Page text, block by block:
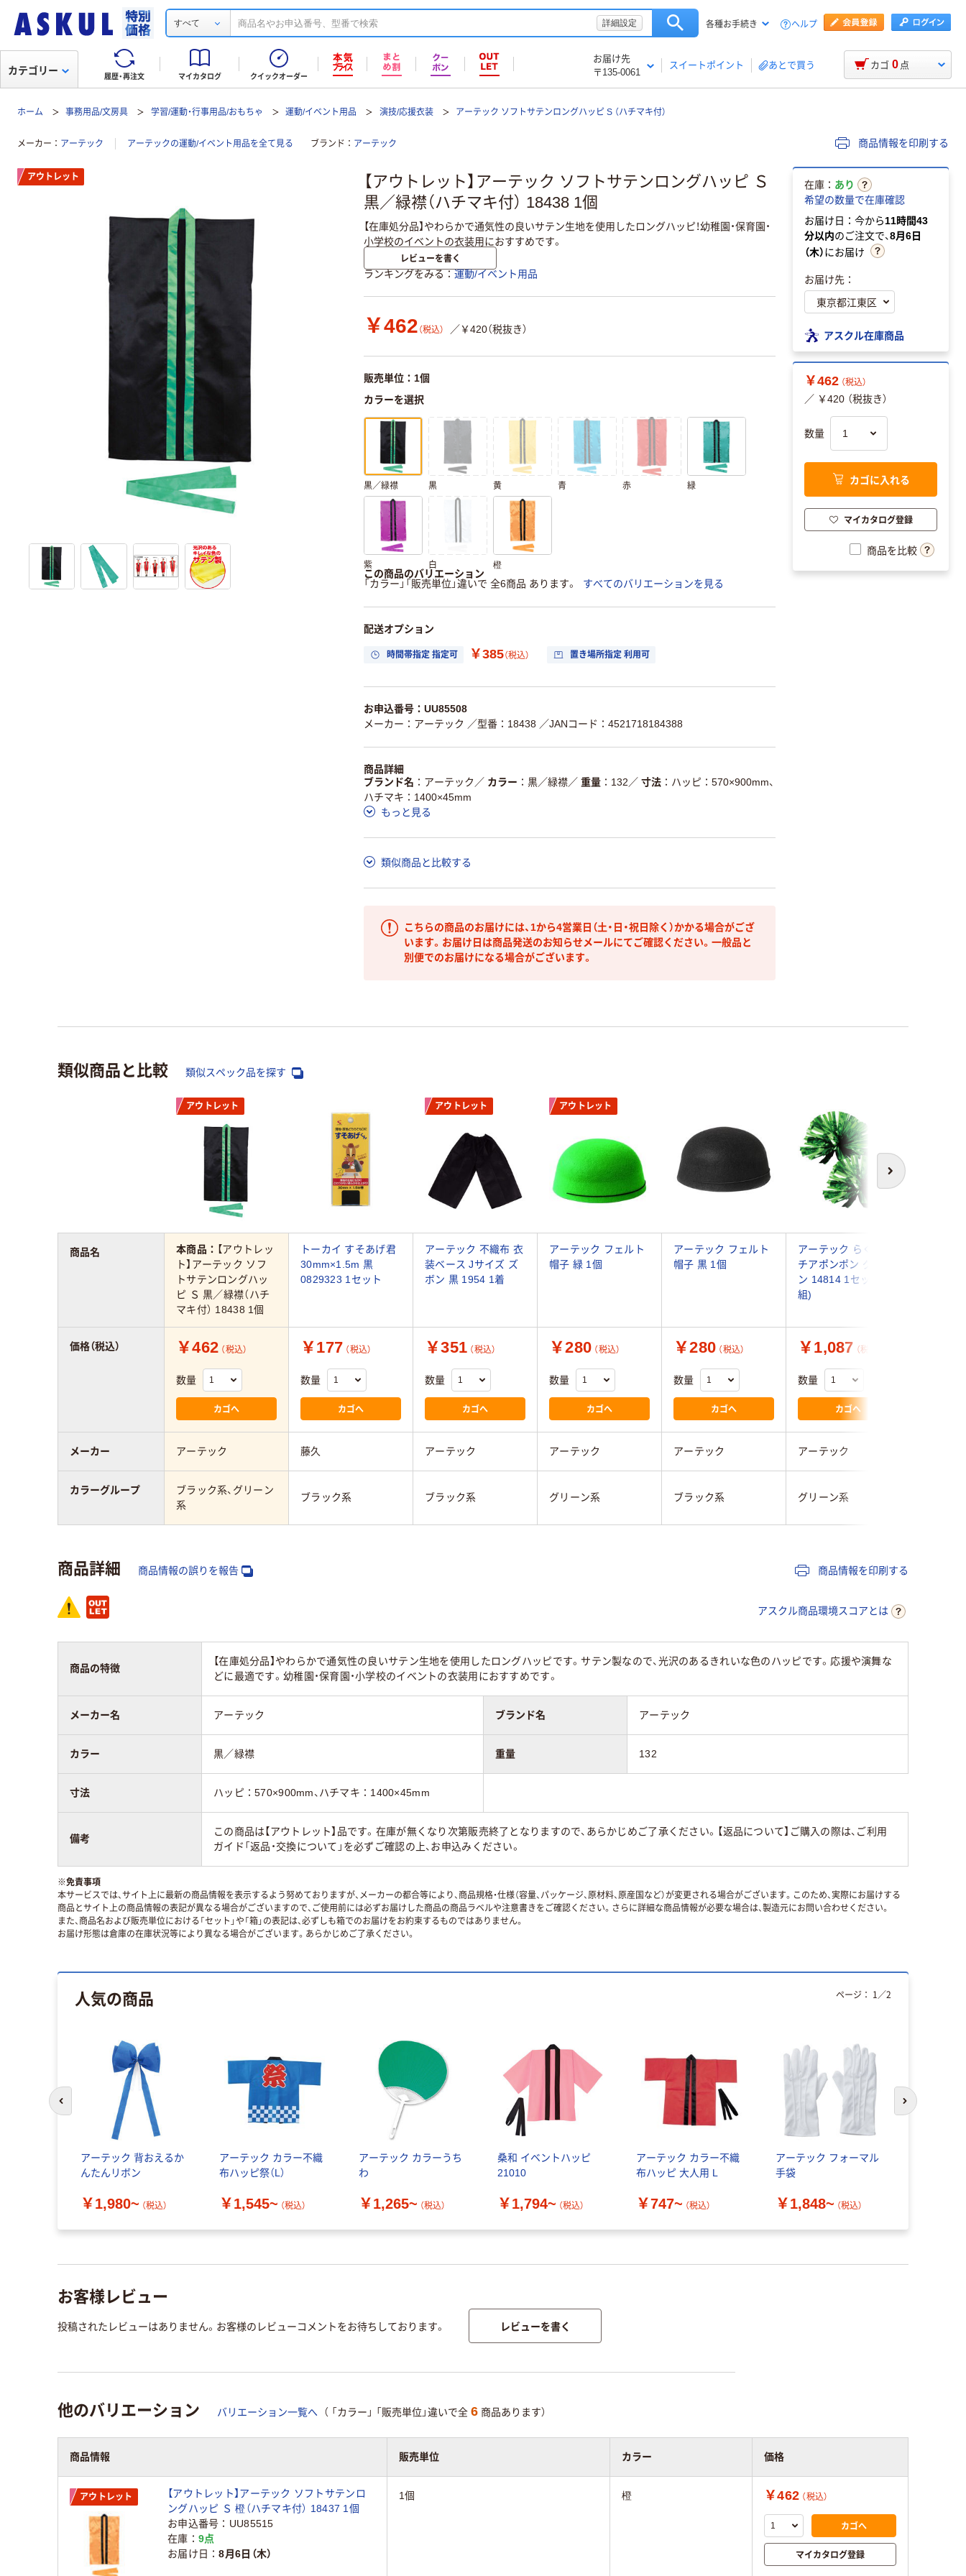
すべて 詳細設定 各種お手続き ヘルプ
履歴・再注文 マイカタログ クイックオーダー
お届け先
〒135-0061
スイートポイント あとで買う
カテゴリー カゴ 0 点
ホーム 事務用品/文房具 学習/運動・行事用品/おもちゃ 運動/イベント用品 演技/応援衣装 アーテック ソフトサテンロングハッピ S （ハチマキ付）
メーカー アーテック アーテックの運動/イベント用品を全て見る ブランド アーテック 商品情報を印刷する
【アウトレット】アーテック ソフトサテンロングハッピ Ｓ
黒／緑襟（ハチマキ付） 18438 1個
【在庫処分品】やわらかで通気性の良いサテン生地を使用したロングハッピ！幼稚園・保育園・
小学校のイベントの衣装用におすすめです。
レビューを書く
ランキングをみる 運動/イベント用品
￥462 （税込） ／￥420（税抜き）
販売単位：1個
カラーを選択
黒／緑襟 黒 黄 青 赤 緑
紫 白 橙
この商品のバリエーション
「カラー」「販売単位」違いで 全6商品 あります。
すべてのバリエーションを見る
配送オプション
時間帯指定 指定可 ￥385（税込） 置き場所指定 利用可
お申込番号：UU85508
メーカー：アーテック ／型番：18438 ／JANコード：4521718184388
商品詳細
ブランド名
アーテック ／ カラー 黒／緑襟／ 重量 132 ／ 寸法
ハッピ：570×900mm、
ハチマキ：1400×45mm
もっと見る
類似商品と比較する
こちらの商品のお届けには、1から4営業日（土・日・祝日除く）かかる場合がござ
います。お届け日は商品発送のお知らせメールにてご確認ください。一般品と
別便でのお届けになる場合がございます。
アウトレット
在庫： あり
希望の数量で在庫確認
お届け日：今から11時間43
分以内のご注文で、8月6日
（木）にお届け
お届け先：
アスクル在庫商品
￥462 （税込）
／ ￥420 （税抜き）
数量
カゴに入れる
マイカタログ登録
商品を比較
類似商品と比較 類似スペック品を探す
次へ
アウトレット アウトレット アウトレット
本商品： 【アウトレッ
ト】アーテック ソフ
トサテンロングハッ
ピ Ｓ 黒／緑襟（ハチ
マキ付） 18438 1個
トーカイ すそあげ君
30mm×1.5m 黒
0829323 1セット
アーテック 不織布 衣
装ベース Jサイズ ズ
ボン 黒 1954 1着
アーテック フェルト
帽子 緑 1個
アーテック フェルト
帽子 黒 1個
アーテック らくらく
チアポンポン グリー
ン 14814 1セット(5
組)
￥462 （税込）
数量
カゴへ
￥177 （税込）
数量
カゴへ
￥351 （税込）
数量
カゴへ
￥280 （税込）
数量
カゴへ
￥280 （税込）
数量
カゴへ
￥1,087 （税込）
数量
カゴへ
アーテック 藤久 アーテック アーテック アーテック アーテック
ブラック系、グリーン
系
ブラック系 ブラック系 グリーン系 ブラック系 グリーン系
商品名
価格（税込）
メーカー
カラーグループ
商品詳細 商品情報の誤りを報告 商品情報を印刷する
アスクル商品環境スコアとは
商品の特徴
【在庫処分品】やわらかで通気性の良いサテン生地を使用したロングハッピです。サテン製なので、光沢のあるきれいな色のハッピです。応援や演舞な
どに最適です。幼稚園・保育園・小学校のイベントの衣装用におすすめです。
メーカー名 アーテック ブランド名 アーテック
カラー 黒／緑襟 重量 132
寸法 ハッピ：570×900mm、ハチマキ：1400×45mm
備考
この商品は【アウトレット】品です。在庫が無くなり次第販売終了となりますので、あらかじめご了承ください。【返品について】ご購入の際は、ご利用
ガイド「返品・交換について」を必ずご確認の上、お申込みください。
※免責事項
本サービスでは、サイト上に最新の商品情報を表示するよう努めておりますが、メーカーの都合等により、商品規格・仕様（容量、パッケージ、原材料、原産国など）が変更される場合がございます。このため、実際にお届けする
商品とサイト上の商品情報の表記が異なる場合がございますので、ご使用前には必ずお届けした商品の商品ラベルや注意書きをご確認ください。さらに詳細な商品情報が必要な場合は、製造元にお問い合わせください。
また、商品名および販売単位における「セット」や「箱」の表記は、必ずしも箱でのお届けをお約束するものではありません。
お届け形態は倉庫の在庫状況等により異なる場合がございます。あらかじめご了承ください。
人気の商品
アーテック 背おえるか
んたんリボン
￥1,980~ （税込）
アーテック カラー不織
布ハッピ祭（L）
￥1,545~ （税込）
アーテック カラーうち
わ
￥1,265~ （税込）
桑和 イベントハッピ
21010
￥1,794~ （税込）
アーテック カラー不織
布ハッピ 大人用 L
￥747~ （税込）
アーテック フォーマル
手袋
￥1,848~ （税込）
ページ： 1 ／2
前のスライドへ 次のスライド
お客様レビュー
投稿されたレビューはありません。お客様のレビューコメントをお待ちしております。 レビューを書く
他のバリエーション バリエーション一覧へ （ 「カラー」 「販売単位」違いで全 6 商品あります）
商品情報 販売単位 カラー 価格
アウトレット
【アウトレット】アーテック ソフトサテンロ
ングハッピ Ｓ 橙（ハチマキ付） 18437 1個
お申込番号
UU85515
在庫
9点
お届け日
8月6日（木）
1個 橙 ￥462 （税込）
カゴへ
マイカタログ登録